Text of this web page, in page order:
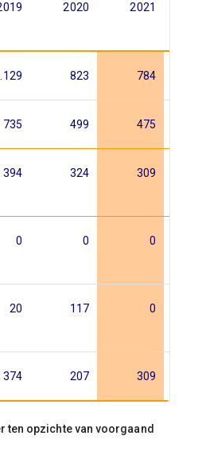
2020
2021
823 784
735 499 475
394 324 309
0 0 0
20 117 0
374 207 309
ten opzichte van voorgaand